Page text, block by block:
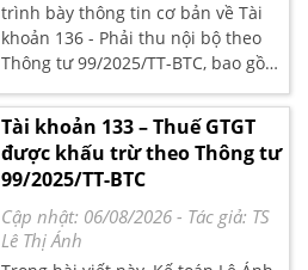
trình bày thông tin cơ bản về Tài
khoản 136 - Phải thu nội bộ theo
Thông tư 99/2025/TT-BTC, bao gồm
nguyên tắc kế toán, kết cấu và nội
dung phản ánh của tài khoản, kèm
phương pháp kế toán đối với một
số giao dịch chủ yếu theo quy định
hiện hành.
Tài khoản 133 – Thuế GTGT
được khấu trừ theo Thông tư
99/2025/TT-BTC
Cập nhật: 06/08/2026 - Tác giả: TS
Lê Thị Ánh